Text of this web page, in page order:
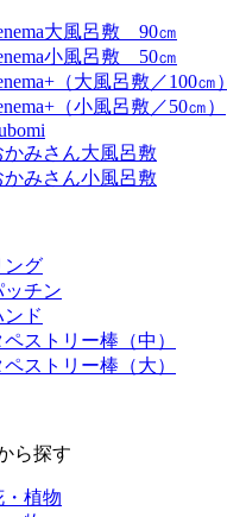
大風呂敷 90㎝
小風呂敷 50㎝
（大風呂敷／100㎝）
（小風呂敷／50㎝）
かみさん大風呂敷
かみさん小風呂敷
ング
ッチン
ンド
ペストリー棒（中）
ペストリー棒（大）
ら探す
・植物